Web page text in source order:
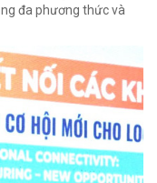
đa phương thức và